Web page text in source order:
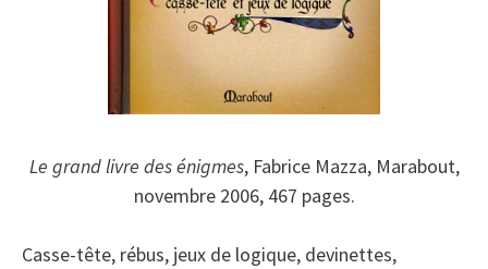
Le grand livre des énigmes, Fabrice Mazza, Marabout,
novembre 2006, 467 pages.
Casse-tête, rébus, jeux de logique, devinettes,